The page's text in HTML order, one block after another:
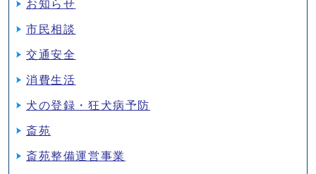
お知らせ
市民相談
交通安全
消費生活
犬の登録・狂犬病予防
斎苑
斎苑整備運営事業